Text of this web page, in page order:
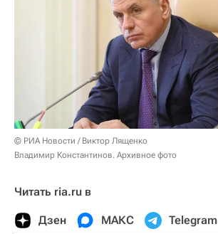
© РИА Новости / Виктор Лященко
Владимир Константинов. Архивное фото
Читать ria.ru в
Дзен МАКС Telegram